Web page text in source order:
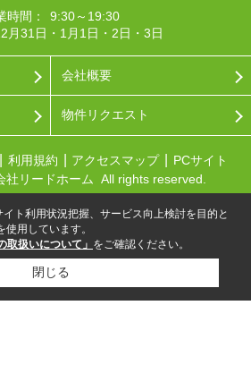
時間：
9:30～19:30
月31日・1月1日・2日・3日
会社概要
物件リクエスト
利用規約 アクセスマップ
PCサイト
社リードホーム All rights reserved.
ト利用状況把握、サービス向上検討を目的と
用しています。
取扱いについて」 をご確認ください。
閉じる